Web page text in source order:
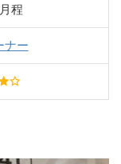
程
ナー